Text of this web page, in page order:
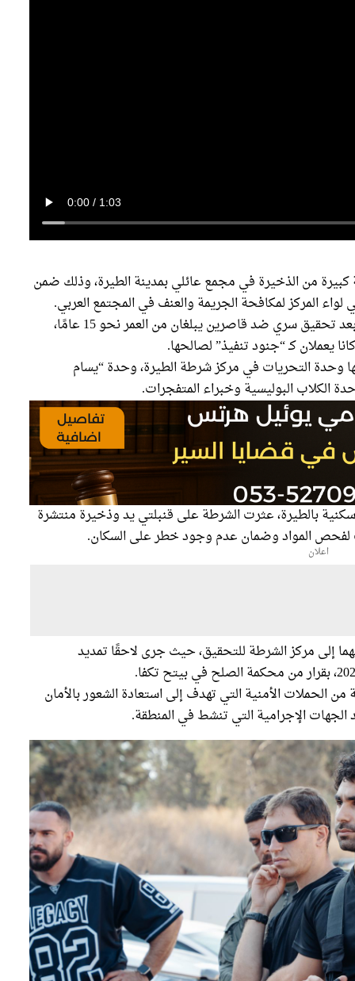
من الذخيرة في مجمع عائلي بمدينة الطيرة، وذلك ضمن
المركز لمكافحة الجريمة والعنف في المجتمع العربي.
وذكرت الشرطة في بيان رسمي أن الحملة جاءت بعد تحقيق سري ضد قاصرين يبلغان من العمر نحو 15 عامًا،
يعملان كـ “جنود تنفيذ” لصالحها.
وحدة التحريات في مركز شرطة الطيرة، وحدة “يسام
الكلاب البوليسية وخبراء المتفجرات.
بالطيرة، عثرت الشرطة على قنبلتي يد وذخيرة منتشرة
لفحص المواد وضمان عدم وجود خطر على السكان.
اعلان
إلى مركز الشرطة للتحقيق، حيث جرى لاحقًا تمديد
الأمنية التي تهدف إلى استعادة الشعور بالأمان
الإجرامية التي تنشط في المنطقة.